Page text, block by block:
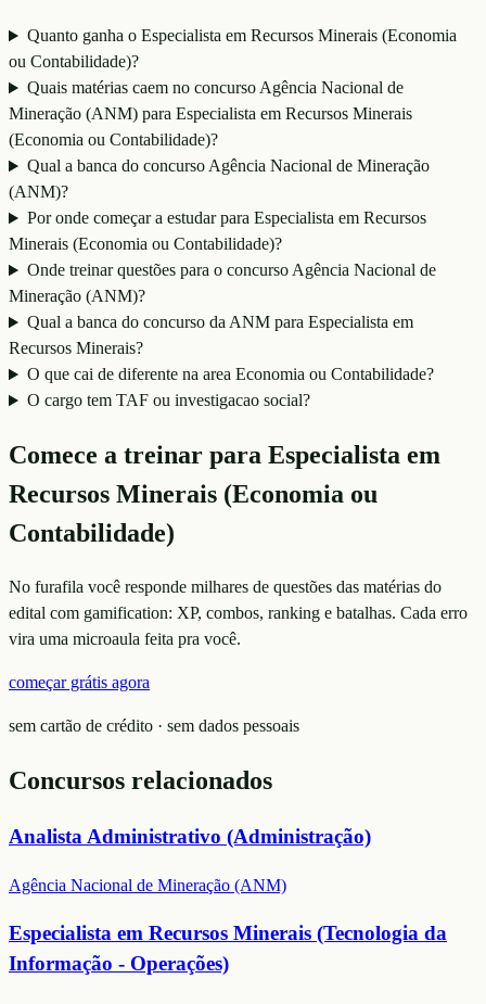
Quanto ganha o Especialista em Recursos Minerais (Economia
ou Contabilidade)?
Quais matérias caem no concurso Agência Nacional de
Mineração (ANM) para Especialista em Recursos Minerais
(Economia ou Contabilidade)?
Qual a banca do concurso Agência Nacional de Mineração
(ANM)?
Por onde começar a estudar para Especialista em Recursos
Minerais (Economia ou Contabilidade)?
Onde treinar questões para o concurso Agência Nacional de
Mineração (ANM)?
Qual a banca do concurso da ANM para Especialista em
Recursos Minerais?
O que cai de diferente na area Economia ou Contabilidade?
O cargo tem TAF ou investigacao social?
Comece a treinar para Especialista em
Recursos Minerais (Economia ou
Contabilidade)
No furafila você responde milhares de questões das matérias do
edital com gamification: XP, combos, ranking e batalhas. Cada erro
vira uma microaula feita pra você.
começar grátis agora
sem cartão de crédito · sem dados pessoais
Concursos relacionados
Analista Administrativo (Administração)
Agência Nacional de Mineração (ANM)
Especialista em Recursos Minerais (Tecnologia da
Informação - Operações)